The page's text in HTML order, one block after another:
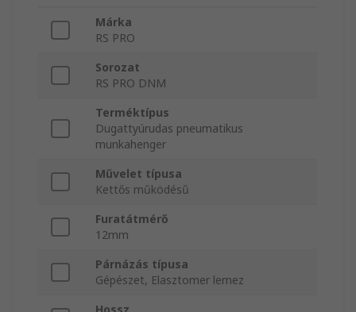
Márka
RS PRO
Sorozat
RS PRO DNM
Terméktípus
Dugattyúrudas pneumatikus
munkahenger
Művelet típusa
Kettős működésű
Furatátmérő
12mm
Párnázás típusa
Gépészet, Elasztomer lemez